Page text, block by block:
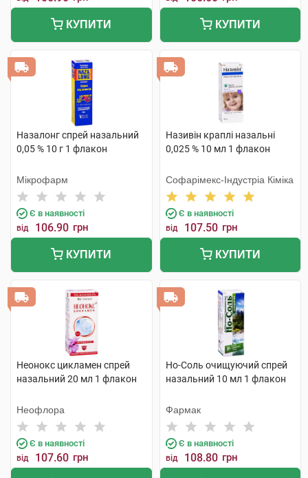
КУПИТИ КУПИТИ
Назалонг спрей назальний
0,05 % 10 г 1 флакон
Мікрофарм
Є в наявності
від 106.90 грн
КУПИТИ
Називін краплі назальні
0,025 % 10 мл 1 флакон
Софарімекс-Індустріа Кіміка
Є в наявності
від 107.50 грн
КУПИТИ
Неонокс цикламен спрей
назальний 20 мл 1 флакон
Неофлора
Є в наявності
від 107.60 грн
Но-Соль очищуючий спрей
назальний 10 мл 1 флакон
Фармак
Є в наявності
від 108.80 грн